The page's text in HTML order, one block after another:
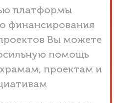
платформы
финансирования
Вы можете
помощь
проектам и